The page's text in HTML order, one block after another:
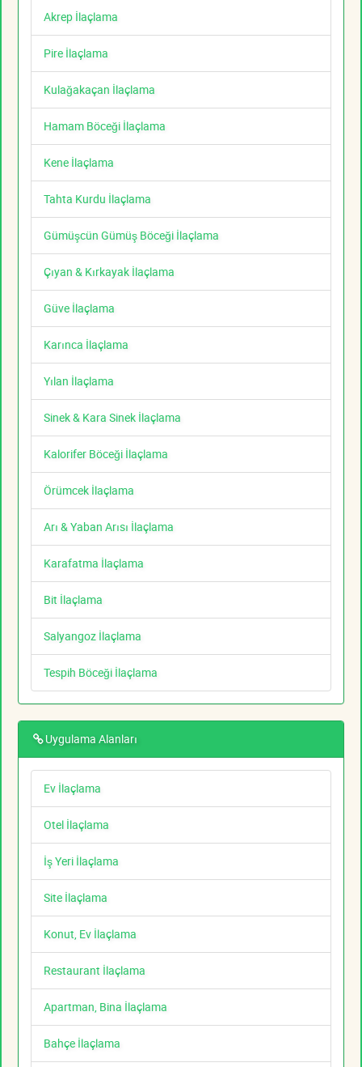
Akrep İlaçlama
Pire İlaçlama
Kulağakaçan İlaçlama
Hamam Böceği İlaçlama
Kene İlaçlama
Tahta Kurdu İlaçlama
Gümüşcün Gümüş Böceği İlaçlama
Çıyan & Kırkayak İlaçlama
Güve İlaçlama
Karınca İlaçlama
Yılan İlaçlama
Sinek & Kara Sinek İlaçlama
Kalorifer Böceği İlaçlama
Örümcek İlaçlama
Arı & Yaban Arısı İlaçlama
Karafatma İlaçlama
Bit İlaçlama
Salyangoz İlaçlama
Tespih Böceği İlaçlama
Uygulama Alanları
Ev İlaçlama
Otel İlaçlama
İş Yeri İlaçlama
Site İlaçlama
Konut, Ev İlaçlama
Restaurant İlaçlama
Apartman, Bina İlaçlama
Bahçe İlaçlama